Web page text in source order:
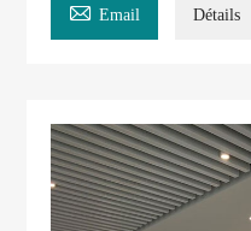
 Email Détails